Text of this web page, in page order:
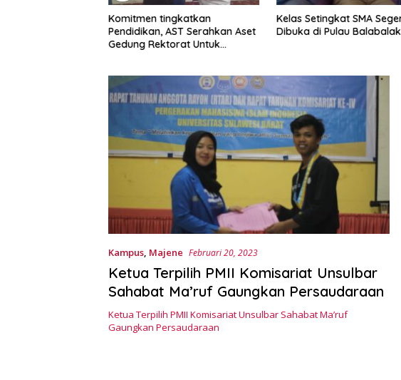
Komitmen tingkatkan
Pendidikan, AST Serahkan Aset
Gedung Rektorat Untuk
Kelas Setingkat SMA
Dibuka di Pulau
Kampus, Majene Februari 20, 2023
Ketua Terpilih PMII Komisariat Unsulbar
Sahabat Ma’ruf Gaungkan Persaudaraan
Ketua Terpilih PMII Komisariat Unsulbar Sahabat Ma’ruf
Gaungkan Persaudaraan